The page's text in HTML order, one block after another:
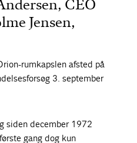
CEO
Jensen,
rumkapslen afsted på
3. september
siden december 1972
gang dog kun